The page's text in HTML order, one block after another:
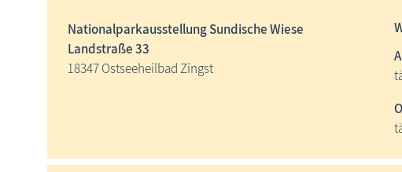
Nationalparkausstellung Sundische Wiese
Landstraße 33
18347 Ostseeheilbad Zingst